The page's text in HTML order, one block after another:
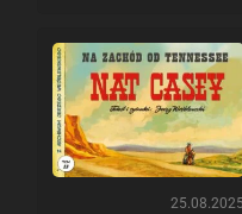
25.08.2025